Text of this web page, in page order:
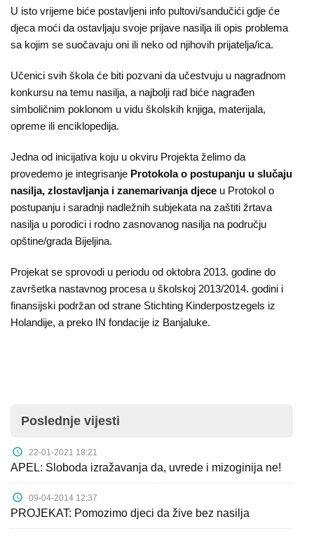
U isto vrijeme biće postavljeni info pultovi/sandučići gdje će
djeca moći da ostavljaju svoje prijave nasilja ili opis problema
sa kojim se suočavaju oni ili neko od njihovih prijatelja/ica.
Učenici svih škola će biti pozvani da učestvuju u nagradnom
konkursu na temu nasilja, a najbolji rad biće nagrađen
simboličnim poklonom u vidu školskih knjiga, materijala,
opreme ili enciklopedija.
Jedna od inicijativa koju u okviru Projekta želimo da
provedemo je integrisanje Protokola o postupanju u slučaju
nasilja, zlostavljanja i zanemarivanja djece u Protokol o
postupanju i saradnji nadležnih subjekata na zaštiti žrtava
nasilja u porodici i rodno zasnovanog nasilja na području
opštine/grada Bijeljina.
Projekat se sprovodi u periodu od oktobra 2013. godine do
završetka nastavnog procesa u školskoj 2013/2014. godini i
finansijski podržan od strane Stichting Kinderpostzegels iz
Holandije, a preko IN fondacije iz Banjaluke.
Poslednje vijesti
22-01-2021 18:21
APEL: Sloboda izražavanja da, uvrede i mizoginija ne!
09-04-2014 12:37
PROJEKAT: Pomozimo djeci da žive bez nasilja